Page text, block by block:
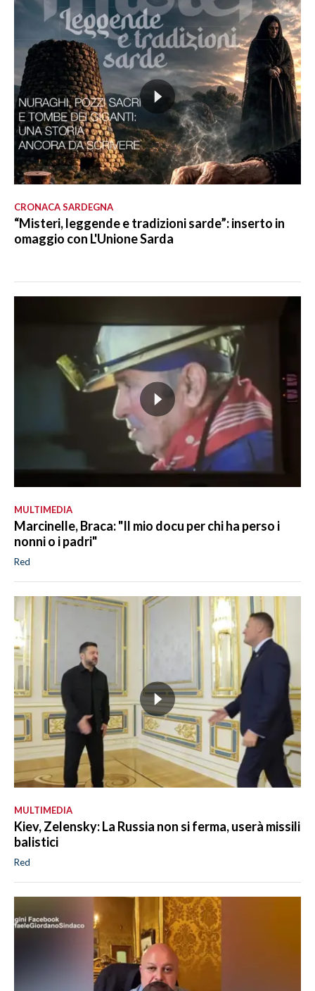
CRONACA SARDEGNA
“Misteri, leggende e tradizioni sarde”: inserto in
omaggio con L'Unione Sarda
MULTIMEDIA
Marcinelle, Braca: "Il mio docu per chi ha perso i
nonni o i padri"
Red
MULTIMEDIA
Kiev, Zelensky: La Russia non si ferma, userà missili
balistici
Red